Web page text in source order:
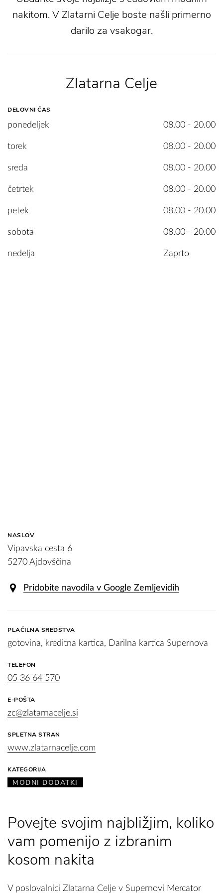
nakitom. V Zlatarni Celje boste našli primerno
darilo za vsakogar.
Zlatarna Celje
DELOVNI ČAS
ponedeljek 08.00 - 20.00
torek 08.00 - 20.00
sreda 08.00 - 20.00
četrtek 08.00 - 20.00
petek 08.00 - 20.00
sobota 08.00 - 20.00
nedelja Zaprto
NASLOV
Vipavska cesta 6
5270 Ajdovščina
Pridobite navodila v Google Zemljevidih
PLAČILNA SREDSTVA
gotovina, kreditna kartica, Darilna kartica Supernova
TELEFON
05 36 64 570
E-POŠTA
zc@zlatarnacelje.si
SPLETNA STRAN
www.zlatarnacelje.com
KATEGORIJA
MODNI DODATKI
Povejte svojim najbližjim, koliko
vam pomenijo z izbranim
kosom nakita
V poslovalnici Zlatarna Celje v Supernovi Mercator